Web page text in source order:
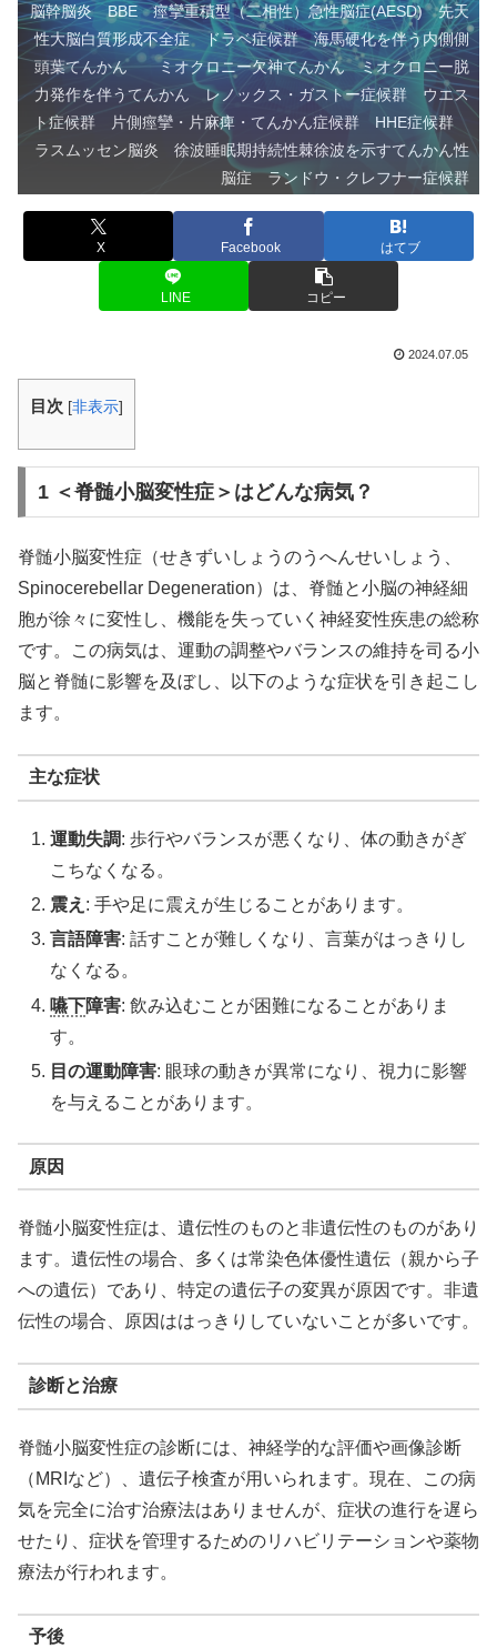
脳幹脳炎 BBE 痙攣重積型（二相性）急性脳症(AESD) 先天
性大脳白質形成不全症 ドラベ症候群 海馬硬化を伴う内側側
頭葉てんかん ミオクロニー欠神てんかん ミオクロニー脱
力発作を伴うてんかん レノックス・ガストー症候群 ウエス
ト症候群 片側痙攣・片麻痺・てんかん症候群 HHE症候群
ラスムッセン脳炎 徐波睡眠期持続性棘徐波を示すてんかん性
脳症 ランドウ・クレフナー症候群
X Facebook はてブ
LINE コピー
2024.07.05
目次 [非表示]
1 ＜脊髄小脳変性症＞はどんな病気？
脊髄小脳変性症（せきずいしょうのうへんせいしょう、
Spinocerebellar Degeneration）は、脊髄と小脳の神経細
胞が徐々に変性し、機能を失っていく神経変性疾患の総称
です。この病気は、運動の調整やバランスの維持を司る小
脳と脊髄に影響を及ぼし、以下のような症状を引き起こし
ます。
主な症状
運動失調: 歩行やバランスが悪くなり、体の動きがぎ
こちなくなる。
震え : 手や足に震えが生じることがあります。
言語障害: 話すことが難しくなり、言葉がはっきりし
なくなる。
嚥下障害: 飲み込むことが困難になることがありま
す。
目の運動障害: 眼球の動きが異常になり、視力に影響
を与えることがあります。
原因
脊髄小脳変性症は、遺伝性のものと非遺伝性のものがあり
ます。遺伝性の場合、多くは常染色体優性遺伝（親から子
への遺伝）であり、特定の遺伝子の変異が原因です。非遺
伝性の場合、原因ははっきりしていないことが多いです。
診断と治療
脊髄小脳変性症の診断には、神経学的な評価や画像診断
（MRIなど）、遺伝子検査が用いられます。現在、この病
気を完全に治す治療法はありませんが、症状の進行を遅ら
せたり、症状を管理するためのリハビリテーションや薬物
療法が行われます。
予後